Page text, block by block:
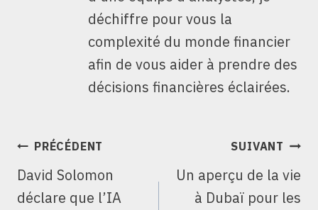
déchiffre pour vous la
complexité du monde financier
afin de vous aider à prendre des
décisions financières éclairées.
NAVIGATION
L’ARTICLE
PRÉCÉDENT
David Solomon
déclare que l’IA
SUIVANT
Un aperçu de la vie
à Dubaï pour les